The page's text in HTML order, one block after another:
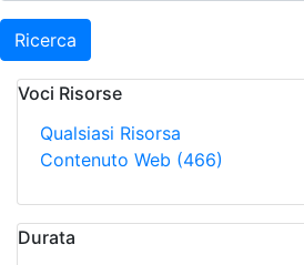
Ricerca
Voci Risorse
Qualsiasi Risorsa
Contenuto Web (466)
Durata